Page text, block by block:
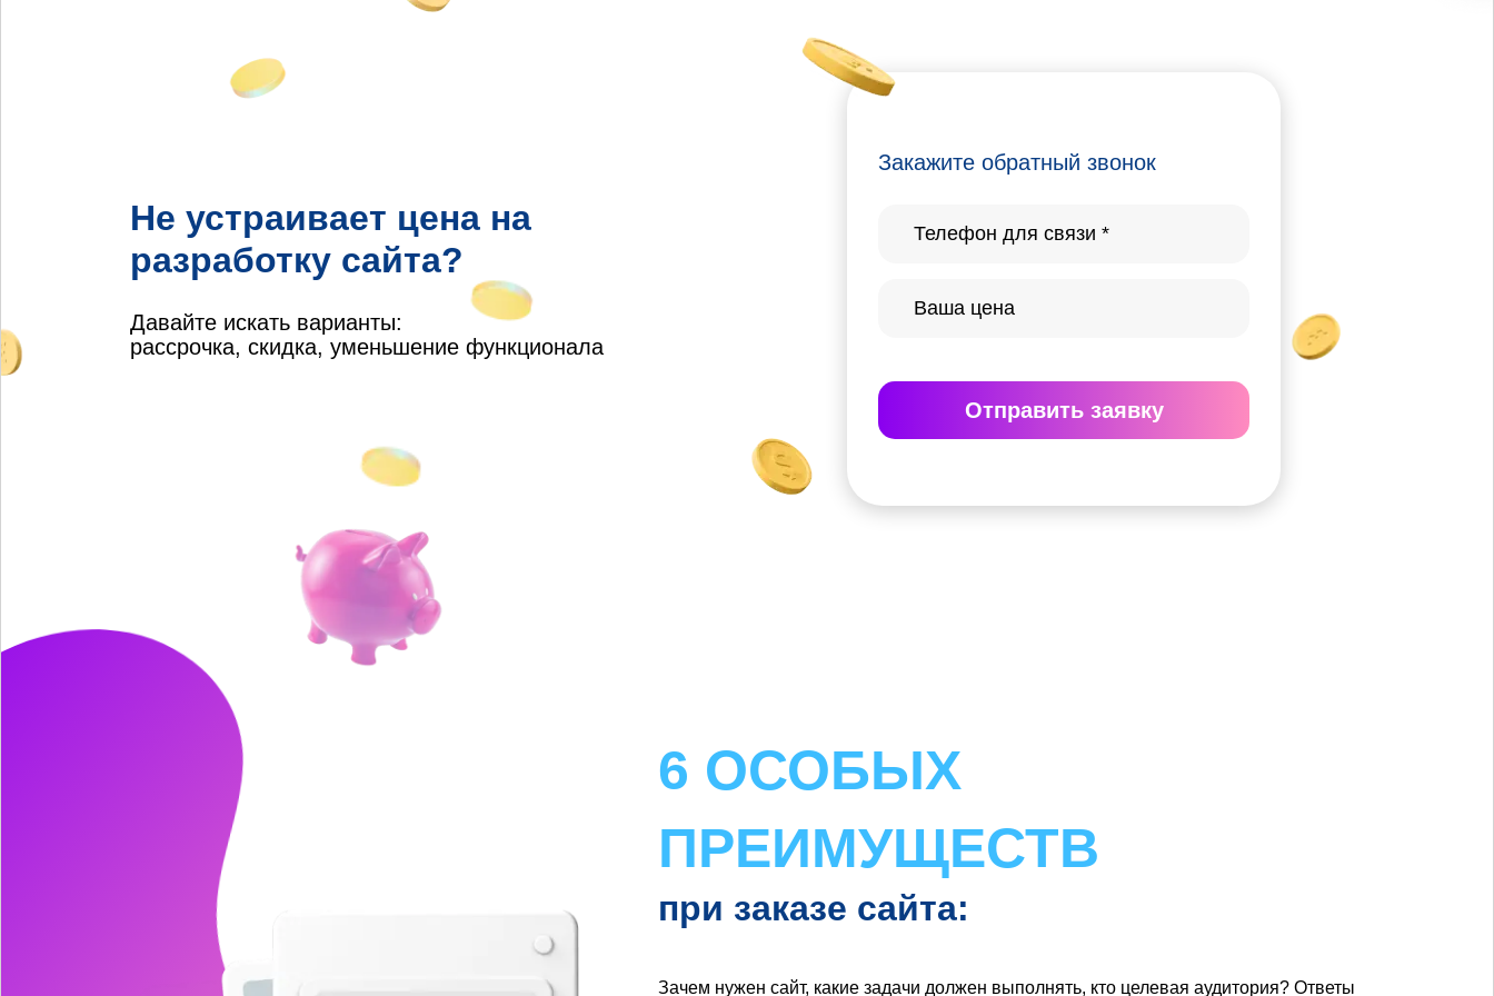
Не устраивает цена на
разработку сайта?
Давайте искать варианты:
рассрочка, скидка, уменьшение функционала
Закажите обратный звонок
Отправить заявку
6 ОСОБЫХ
ПРЕИМУЩЕСТВ
при заказе сайта:
Зачем нужен сайт, какие задачи должен выполнять, кто целевая аудитория? Ответы